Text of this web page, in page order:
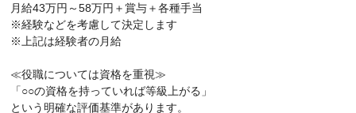
月給43万円～58万円＋賞与＋各種手当
※経験などを考慮して決定します
※上記は経験者の月給
≪役職については資格を重視≫
「○○の資格を持っていれば等級上がる」
という明確な評価基準があります。